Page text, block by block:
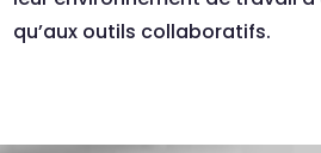
qu’aux outils collaboratifs.